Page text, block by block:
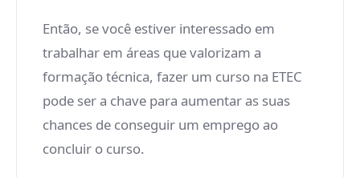
Então, se você estiver interessado em
trabalhar em áreas que valorizam a
formação técnica, fazer um curso na ETEC
pode ser a chave para aumentar as suas
chances de conseguir um emprego ao
concluir o curso.